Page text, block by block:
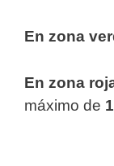
En zona
En zona
máximo de